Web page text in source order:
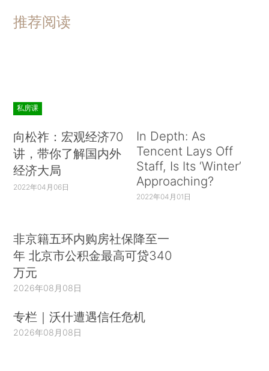
推荐阅读
私房课
向松祚：宏观经济70
讲，带你了解国内外
经济大局
2022年04月06日
In Depth: As
Tencent Lays Off
Staff, Is Its ‘Winter’
Approaching?
2022年04月01日
非京籍五环内购房社保降至一
年 北京市公积金最高可贷340
万元
2026年08月08日
专栏｜沃什遭遇信任危机
2026年08月08日